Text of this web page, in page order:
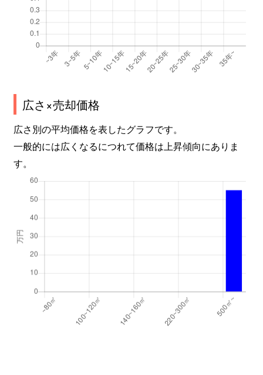
広さ×売却価格
広さ別の平均価格を表したグラフです。
一般的には広くなるにつれて価格は上昇傾向にありま
す。